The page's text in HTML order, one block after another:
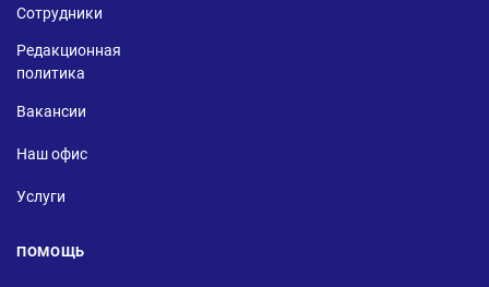
Сотрудники
Редакционная
политика
Вакансии
Наш офис
Услуги
ПОМОЩЬ